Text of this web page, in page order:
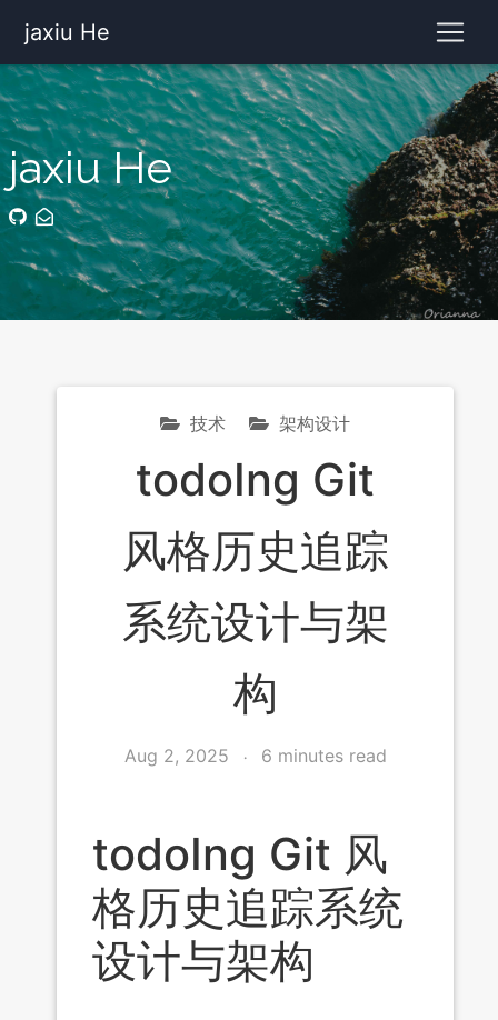
jaxiu He
jaxiu He
技术 架构设计
todoIng Git
风格历史追踪
系统设计与架
构
Aug 2, 2025 6 minutes read
todoIng Git 风
格历史追踪系统
设计与架构